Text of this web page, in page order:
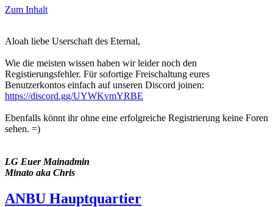
Zum Inhalt
Aloah liebe Userschaft des Eternal,
Wie die meisten wissen haben wir leider noch den
Registierungsfehler. Für sofortige Freischaltung eures
Benutzerkontos einfach auf unseren Discord joinen:
https://discord.gg/UYWKvmYRBE
Ebenfalls könnt ihr ohne eine erfolgreiche Registrierung keine Foren
sehen. =)
LG Euer Mainadmin
Minato aka Chris
ANBU Hauptquartier